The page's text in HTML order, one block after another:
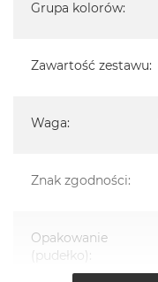
Grupa kolorów:
Zawartość zestawu:
Waga:
Znak zgodności:
Opakowanie
(pudełko):